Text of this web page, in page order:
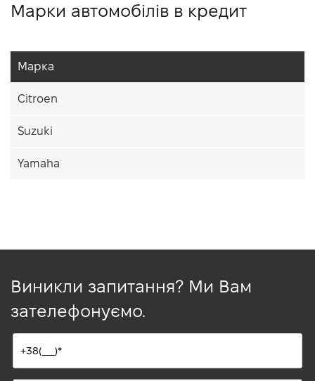
Марки автомобілів в кредит
Марка
Citroen
Suzuki
Yamaha
Виникли запитання? Ми Вам
зателефонуємо.